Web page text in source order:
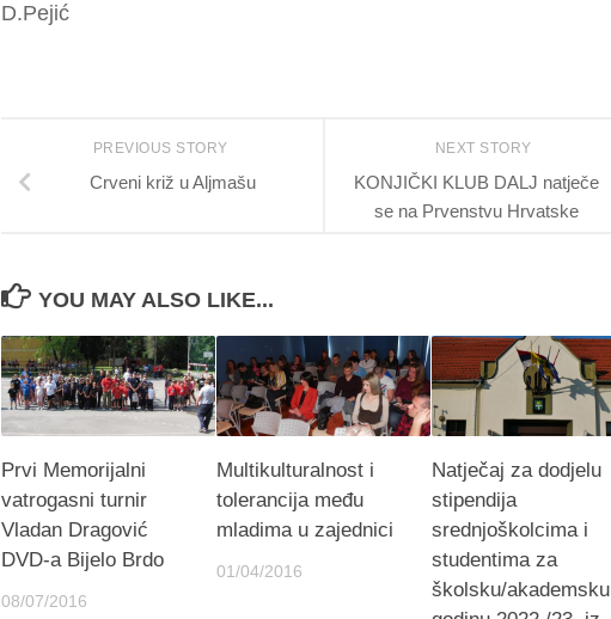
D.Pejić
NEXT STORY
KONJIČKI KLUB DALJ natječe
se na Prvenstvu Hrvatske
PREVIOUS STORY
Crveni križ u Aljmašu
YOU MAY ALSO LIKE...
Prvi Memorijalni
vatrogasni turnir
Vladan Dragović
DVD-a Bijelo Brdo
08/07/2016
Multikulturalnost i
tolerancija među
mladima u zajednici
01/04/2016
Natječaj za dodjelu
stipendija
srednjoškolcima i
studentima za
školsku/akademsku